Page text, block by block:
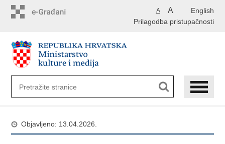
English
A A
Prilagodba pristupačnosti
Objavljeno: 13.04.2026.